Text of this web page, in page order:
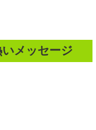
メッセージ